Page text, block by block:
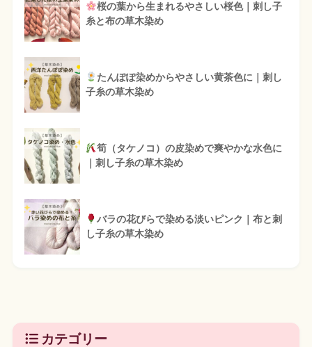
桜の葉から生まれるやさしい桜色｜刺し子
糸と布の草木染め
たんぽぽ染めからやさしい黄茶色に｜刺し
子糸の草木染め
筍（タケノコ）の皮染めで爽やかな水色に
｜刺し子糸の草木染め
バラの花びらで染める淡いピンク｜布と刺
し子糸の草木染め
カテゴリー